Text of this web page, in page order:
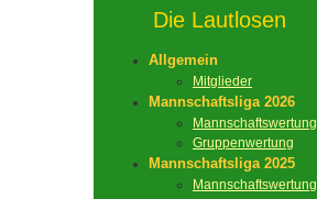
Die Lautlosen
Allgemein
Mitglieder
Mannschaftsliga 2026
Mannschaftswertung
Gruppenwertung
Mannschaftsliga 2025
Mannschaftswertung